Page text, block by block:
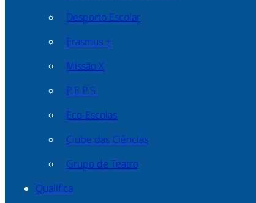
Desporto Escolar
Erasmus +
Missão X
P.E.P.S.
Eco-Escolas
Clube das Ciências
Grupo de Teatro
Qualifica